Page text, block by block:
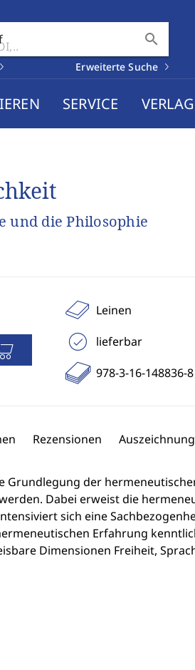
search
Erweiterte Suche
SERVICE VERLAG
und die Philosophie
Leinen
lieferbar
978-3-16-148836-8
Rezensionen
Grundlegung der
Dabei erweist die
sich eine
Erfahrung
Dimensionen Freiheit,